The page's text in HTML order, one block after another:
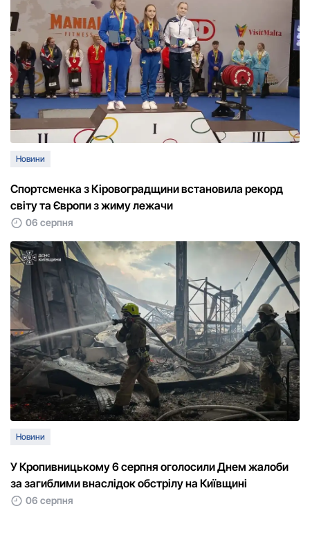
Новини
Спортсменка з Кіровоградщини встановила рекорд
світу та Європи з жиму лежачи
06 серпня
Новини
У Кропивницькому 6 серпня оголосили Днем жалоби
за загиблими внаслідок обстрілу на Київщині
06 серпня